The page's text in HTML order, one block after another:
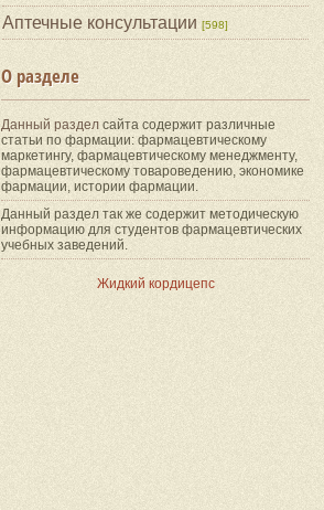
Аптечные консультации [598]
О разделе
Данный раздел сайта содержит различные
статьи по фармации: фармацевтическому
маркетингу, фармацевтическому менеджменту,
фармацевтическому товароведению, экономике
фармации, истории фармации.
Данный раздел так же содержит методическую
информацию для студентов фармацевтических
учебных заведений.
Жидкий кордицепс